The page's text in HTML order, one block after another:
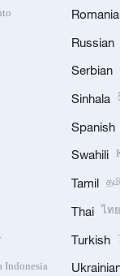
Indonesia
Russian
Serbian
Sinhala
Spanish
Swahili
Tamil
Thai ไทย
Turkish